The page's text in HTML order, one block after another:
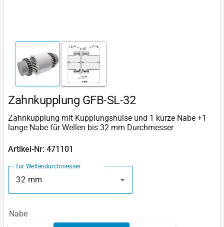
Zahnkupplung GFB-SL-32
Zahnkupplung mit Kupplungshülse und 1 kurze Nabe +1
lange Nabe für Wellen bis 32 mm Durchmesser
Artikel-Nr: 471101
für Wellendurchmesser
32 mm
Nabe